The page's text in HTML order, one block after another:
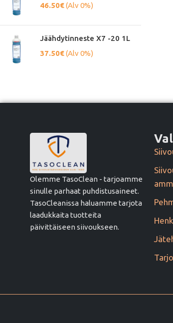
46.50€(Alv 0%)
Jäähdytinneste X7 -20 1L
37.50€(Alv 0%)
Olemme TasoClean - tarjoamme
sinulle parhaat puhdistusaineet.
TasoCleanissa haluamme tarjota
laadukkaita tuotteita
päivittäiseen siivoukseen.